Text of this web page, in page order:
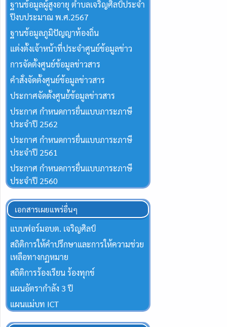
ฐานข้อมูลผู้สูงอายุ ตำบลเจริญศิลป์ประจำ
ปีงบประมาณ พ.ศ.2567
ฐานข้อมูลภูมิปัญญาท้องถิ่น
แต่งตั้งเจ้าหน้าที่ประจำศูนย์ข้อมูลข่าว
การจัดตั้งศูนย์ข้อมูลข่าวสาร
คำสั่งจัดตั้งศูนย์ข้อมูลข่าวสาร
ประกาศจัดตั้งศูนย์้ข้อมูลข่าวสาร
ประกาศ กำหนดการยื่นแบบภาระภาษี
ประจำปี 2562
ประกาศ กำหนดการยื่นแบบภาระภาษี
ประจำปี 2561
ประกาศ กำหนดการยื่นแบบภาระภาษี
ประจำปี 2560
เอกสารเผยแพร่อื่นๆ
แบบฟอร์มอบต. เจริญศิลป์
สถิติการให้คำปรึกษาและการให้ความช่วย
เหลือทางกฏหมาย
สถิติการร้องเรียน ร้องทุกข์
แผนอัตรากำลัง 3 ปี
แผนแม่บท ICT